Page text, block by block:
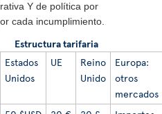
Y de política por
cada incumplimiento.
Estructura tarifaria
Estados
Unidos
UE
Reino
Unido
Europa:
otros
mercados